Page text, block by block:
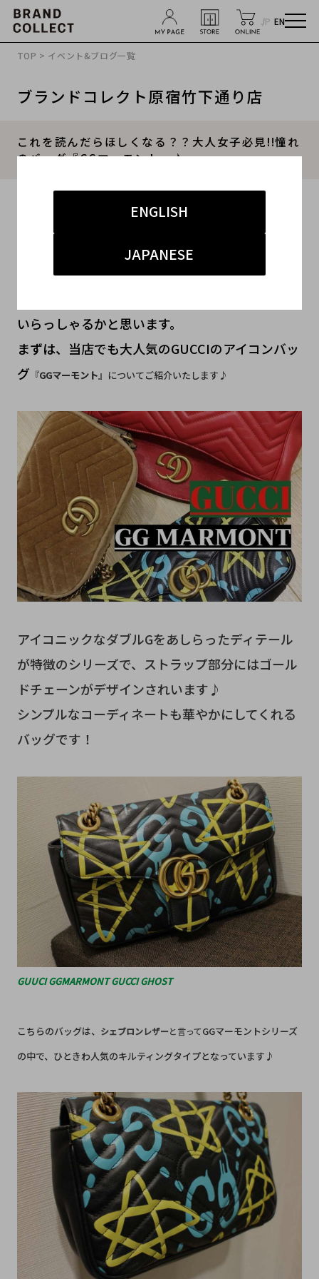
JP EN
ENGLISH
JAPANESE
TOP > イベント&ブログ一覧
ブランドコレクト原宿竹下通り店
これを読んだらほしくなる？？大人女子必見!!憧れ
のバッグ『GGマーモント』♪
#レディース
いらっしゃるかと思います。
まずは、当店でも大人気のGUCCIのアイコンバッ
グ 『GGマーモント』についてご紹介いたします♪
アイコニックなダブルGをあしらったディテール
が特徴のシリーズで、ストラップ部分にはゴール
ドチェーンがデザインされいます♪
シンプルなコーディネートも華やかにしてくれる
バッグです！
GUUCI GGMARMONT GUCCI GHOST
こちらのバッグは、 シェブロンレザーと言ってGGマーモントシリーズ
の中で、ひときわ人気のキルティングタイプとなっています♪